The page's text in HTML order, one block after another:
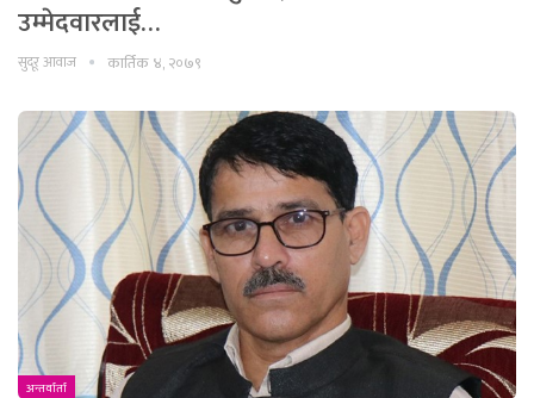
उम्मेदवारलाई…
सुदूर आवाज कार्तिक ४, २०७९
अन्तर्वार्ता